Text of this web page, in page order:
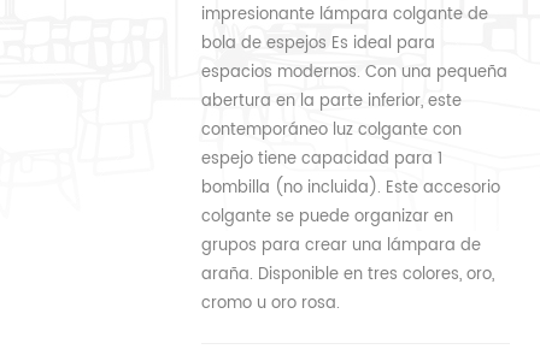
impresionante lámpara colgante de
bola de espejos Es ideal para
espacios modernos. Con una pequeña
abertura en la parte inferior, este
contemporáneo luz colgante con
espejo tiene capacidad para 1
bombilla (no incluida). Este accesorio
colgante se puede organizar en
grupos para crear una lámpara de
araña. Disponible en tres colores, oro,
cromo u oro rosa.